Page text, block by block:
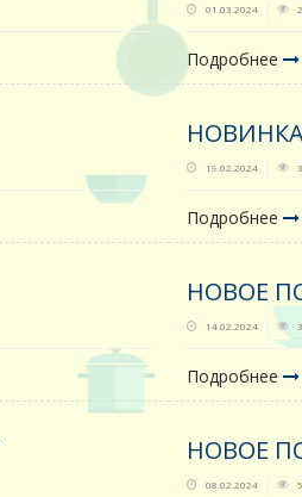
01.03.2024
Подробнее
19.02.2024
Подробнее
НОВОЕ
14.02.2024
Подробнее
НОВОЕ
08.02.2024